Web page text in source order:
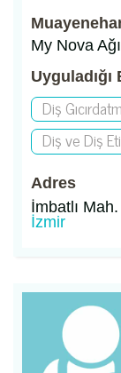
My Nova
Uyguladığı
Diş
Diş ve Diş
Adres
İmbatlı
İzmir